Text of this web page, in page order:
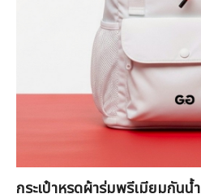
กระเป๋าหูรูดผ้าร่มพรีเมียมกันน้ำ